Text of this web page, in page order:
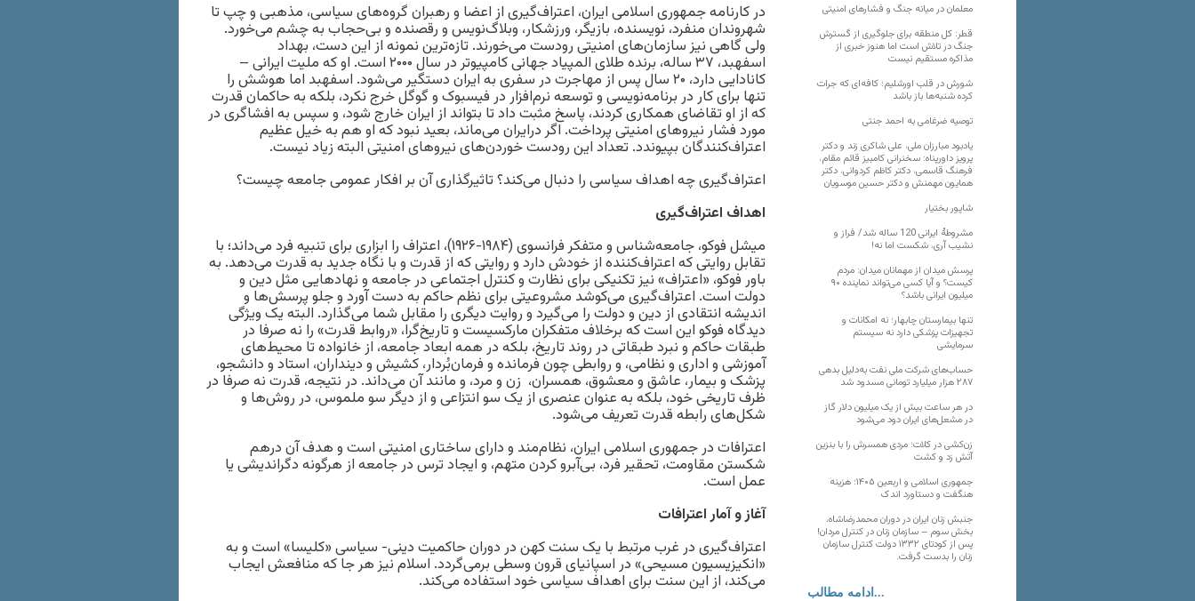
در کارنامه جمهوری اسلامی ایران، اعتراف‌گیری از اعضا و رهبران گروه‌های سیاسی، مذهبی و چپ تا
شهروندان منفرد، نویسنده، بازیگر، ورزشکار، وبلاگ‌نویس و رقصنده و بی‌حجاب به چشم می‌خورد.
ولی گاهی نیز سازمان‌های امنیتی رودست می‌خورند. تازه‌ترین نمونه از این دست، بهداد
اسفهبد، ۳۷ ساله، برنده طلای المپیاد جهانی کامپیوتر در سال ۲۰۰۰ است. او که ملیت ایرانی –
کانادایی دارد، ۲۰ سال پس از مهاجرت در سفری به ایران دستگیر می‌شود. اسفهبد اما هوشش را
تنها برای کار در برنامه‌نویسی و توسعه نرم‌افزار در فیسبوک و گوگل خرج نکرد، بلکه به حاکمان قدرت
که از او تقاضای همکاری کردند، پاسخ مثبت داد تا بتواند از ایران خارج شود، و سپس به افشاگری در
مورد فشار نیروهای امنیتی پرداخت. اگر درایران می‌ماند، بعید نبود که او هم به خیل عظیم
اعتراف‌کنندگان بپیوندد. تعداد این رودست خوردن‌های نیروهای امنیتی البته زیاد نیست.
اعتراف‌گیری چه اهداف سیاسی را دنبال می‌کند؟ تاثیرگذاری آن بر افکار عمومی جامعه چیست؟
اهداف اعتراف‌گیری
میشل فوکو، جامعه‌شناس و متفکر فرانسوی (۱۹۸۴-۱۹۲۶)، اعتراف را ابزاری برای تنبیه فرد می‌داند؛ با
تقابل روایتی که اعتراف‌کننده از خودش دارد و روایتی که از قدرت و با نگاه جدید به قدرت می‌دهد. به
باور فوکو، «اعتراف» نیز تکنیکی برای نظارت و کنترل اجتماعی در جامعه و نهادهایی مثل دین و
دولت است. اعتراف‌گیری می‌کوشد مشروعیتی برای نظم حاکم به دست آورد و جلو پرسش‌ها و
اندیشه انتقادی از دین و دولت را می‌گیرد و روایت دیگری را مقابل شما می‌گذارد. البته یک ویژگی
دیدگاه فوکو این است که برخلاف متفکران مارکسیست و تاریخ‌گرا، «روابط قدرت» را نه صرفا در
طبقات حاکم و نبرد طبقاتی در روند تاریخ، بلکه در همه ابعاد جامعه، از خانواده تا محیط‌های
آموزشی و اداری و نظامی، و روابطی چون فرمانده و فرمان‌بُردار، کشیش و دینداران، استاد و دانشجو،
پزشک و بیمار، عاشق و معشوق، همسران، زن و مرد، و مانند آن می‌داند. در نتیجه، قدرت نه صرفا در
ظرف تاریخی خود، بلکه به عنوان عنصری از یک سو انتزاعی و از دیگر سو ملموس، در روش‌ها و
شکل‌های رابطه قدرت تعریف می‌شود.
اعترافات در جمهوری اسلامی ایران، نظام‌مند و دارای ساختاری امنیتی است و هدف آن درهم
شکستن مقاومت، تحقیر فرد، بی‌آبرو کردن متهم، و ایجاد ترس در جامعه از هرگونه دگراندیشی یا
عمل است.
آغاز و آمار اعترافات
اعتراف‌گیری در غرب مرتبط با یک سنت کهن در دوران حاکمیت دینی- سیاسی «کلیسا» است و به
«انکیزیسیون مسیحی» در اسپانیای قرون وسطی برمی‌گردد. اسلام نیز هر جا که منافعش ایجاب
می‌کند، از این سنت برای اهداف سیاسی خود استفاده می‌کند.
معلمان در میانه جنگ و فشارهای امنیتی
قطر: کل منطقه برای جلوگیری از گسترش
جنگ در تلاش است اما هنوز خبری از
مذاکره مستقیم نیست
شورش در قلب اورشلیم؛ کافه‌ای که جرات
کرده شنبه‌ها باز باشد
توصیه ضرغامی به احمد جنتی
یادبود مبارزان ملی، علی شاکری زند و دکتر
پرویز داورپناه: سخنرانی کامبیز قائم مقام،
فرهنگ قاسمی، دکتر کاظم کردوانی، دکتر
همایون مهمنش و دکتر حسین موسویان
شاپور بختیار
مشروطۀ ایرانی 120 ساله شد/ فراز و
نشیب آری، شکست اما نه!
پرسش میدان از مهمانان میدان: مردم
کیست؟ و آیا کسی می‌تواند نماینده ۹۰
میلیون ایرانی باشد؟
تنها بیمارستان چابهار؛ نه امکانات و
تجهیزات پزشکی دارد نه سیستم
سرمایشی
حساب‌های شرکت ملی نفت به‌دلیل بدهی
۲۸۷ هزار میلیارد تومانی مسدود شد
در هر ساعت بیش از یک میلیون دلار گاز
در مشعل‌های ایران دود می‌شود
زن‌کشی در کلات؛ مردی همسرش را با بنزین
آتش زد و کشت
جمهوری اسلامی و اربعین ۱۴۰۵؛ هزینه
هنگفت و دستاورد اندک
جنبش زنان ایران در دوران محمدرضاشاه،
بخش سوم – سازمان زنان در کنترل مردان!
پس از کودتای ۱۳۳۲ دولت کنترل سازمان
زنان را بدست گرفت.
ادامه مطالب...